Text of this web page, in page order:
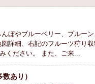
ぼやブルーベリー、プルー
詳細、右記のフルーツ狩り
ください。 また、ご来...
あり）